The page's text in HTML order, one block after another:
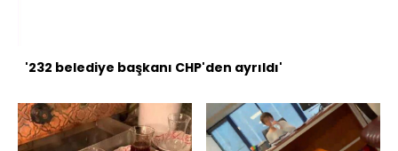
'232 belediye başkanı CHP'den ayrıldı'